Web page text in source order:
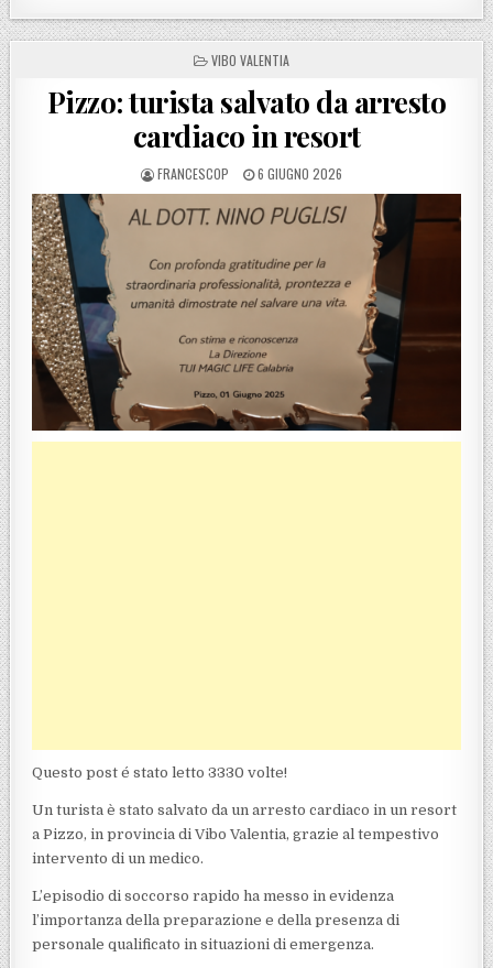
POSTED IN
VIBO VALENTIA
Pizzo: turista salvato da arresto
cardiaco in resort
POSTED BY
FRANCESCOP POSTED ON
6 GIUGNO 2026
Questo post é stato letto 3330 volte!
Un turista è stato salvato da un arresto cardiaco in un resort
a Pizzo, in provincia di Vibo Valentia, grazie al tempestivo
intervento di un medico.
L’episodio di soccorso rapido ha messo in evidenza
l’importanza della preparazione e della presenza di
personale qualificato in situazioni di emergenza.